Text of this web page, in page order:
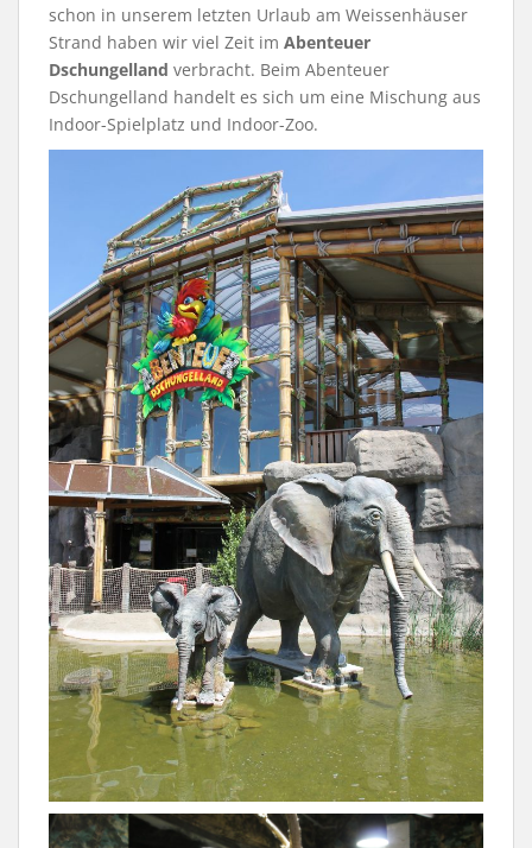
schon in unserem letzten Urlaub am Weissenhäuser
Strand haben wir viel Zeit im Abenteuer
Dschungelland verbracht. Beim Abenteuer
Dschungelland handelt es sich um eine Mischung aus
Indoor-Spielplatz und Indoor-Zoo.